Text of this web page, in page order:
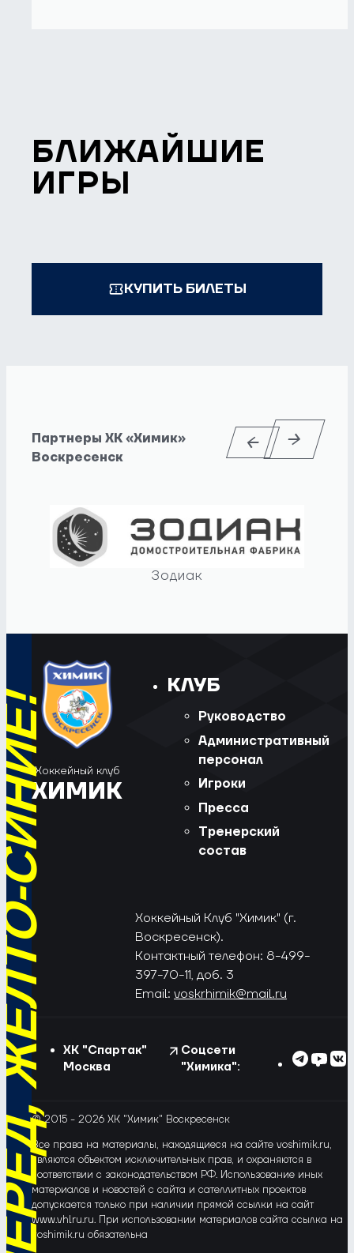
БЛИЖАЙШИЕ
ИГРЫ
КУПИТЬ БИЛЕТЫ
Партнеры ХК «Химик»
Воскресенск
Зодиак
СИНИЕ!
Хоккейный клуб
ХИМИК
КЛУБ
Руководство
Административный
персонал
Игроки
Пресса
Тренерский
состав
Хоккейный Клуб "Химик" (г.
Воскресенск).
Контактный телефон: 8-499-
397-70-11, доб. 3
Email: voskrhimik@mail.ru
ХК "Спартак"
Москва
Соцсети
"Химика":
© 2015 - 2026 ХК "Химик" Воскресенск
Все права на материалы, находящиеся на сайте voshimik.ru,
являются объектом исключительных прав, и охраняются в
соответствии с законодательством РФ. Использование иных
материалов и новостей с сайта и сателлитных проектов
допускается только при наличии прямой ссылки на сайт
www.vhlru.ru. При использовании материалов сайта ссылка на
voshimik.ru обязательна